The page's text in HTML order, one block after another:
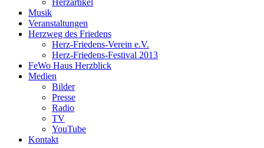
Musik
Veranstaltungen
Herzweg des Friedens
Herz-Friedens-Verein e.V.
Herz-Friedens-Festival 2013
FeWo Haus Herzblick
Medien
Bilder
Presse
Radio
TV
YouTube
Kontakt